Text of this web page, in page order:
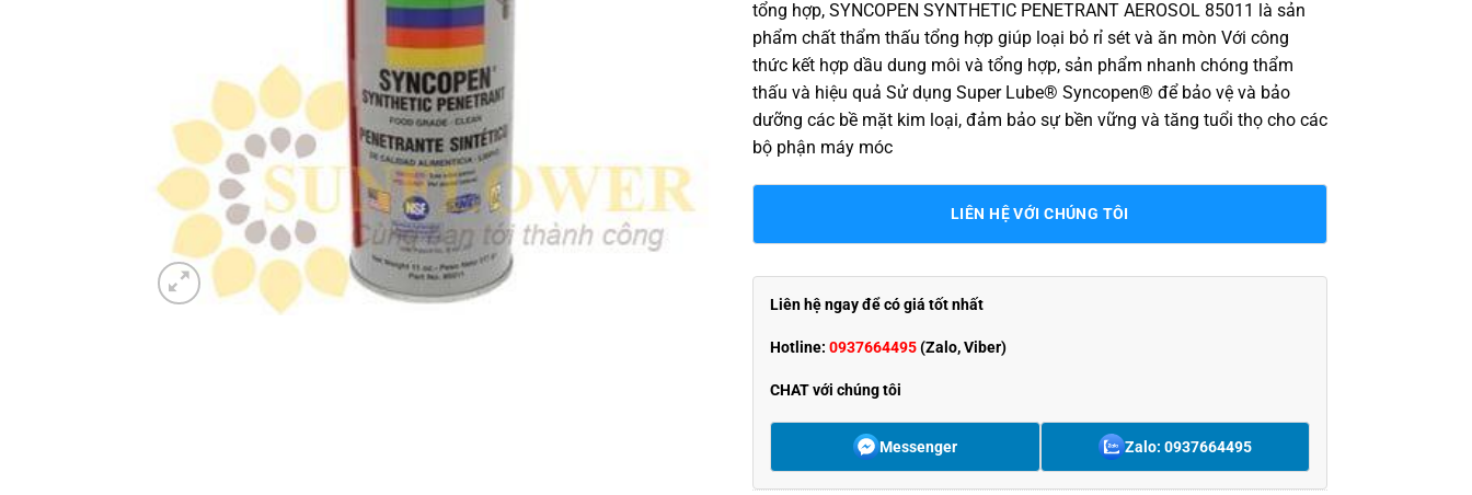
tổng hợp, SYNCOPEN SYNTHETIC PENETRANT AEROSOL 85011 là sản
phẩm chất thẩm thấu tổng hợp giúp loại bỏ rỉ sét và ăn mòn Với công
thức kết hợp dầu dung môi và tổng hợp, sản phẩm nhanh chóng thẩm
thấu và hiệu quả Sử dụng Super Lube® Syncopen® để bảo vệ và bảo
dưỡng các bề mặt kim loại, đảm bảo sự bền vững và tăng tuổi thọ cho các
bộ phận máy móc
LIÊN HỆ VỚI CHÚNG TÔI
Liên hệ ngay để có giá tốt nhất
Hotline: 0937664495(Zalo, Viber)
CHAT với chúng tôi
Messenger Zalo: 0937664495